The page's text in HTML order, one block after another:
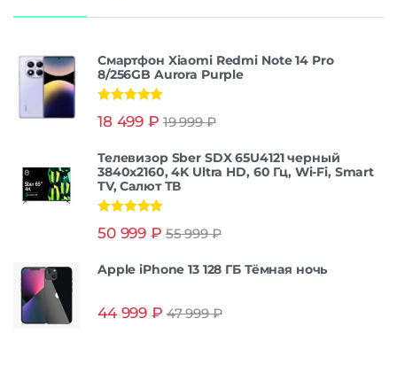
Смартфон Xiaomi Redmi Note 14 Pro
8/256GB Aurora Purple
из 5
18 499 ₽ 19 999₽
Телевизор Sber SDX 65U4121 черный
3840x2160, 4K Ultra HD, 60 Гц, Wi-Fi, Smart
TV, Салют ТВ
из 5
50 999 ₽ 55 999₽
Apple iPhone 13 128 ГБ Тёмная ночь
44 999 ₽ 47 999₽